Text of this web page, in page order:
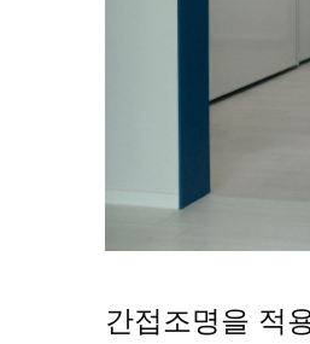
간접조명을 적